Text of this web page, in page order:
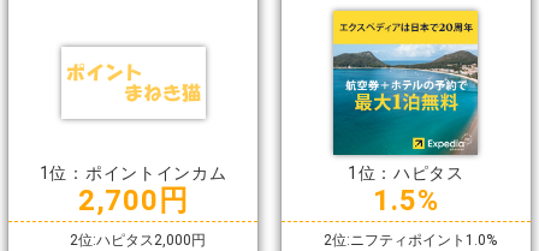
1位：ポイントインカム
2,700円
2位:ハピタス2,000円
1位：ハピタス
1.5%
2位:ニフティポイント1.0%